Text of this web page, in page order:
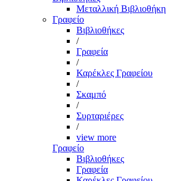
Μεταλλική Βιβλιοθήκη
Γραφείο
Βιβλιοθήκες
/
Γραφεία
/
Καρέκλες Γραφείου
/
Σκαμπό
/
Συρταριέρες
/
view more
Γραφείο
Βιβλιοθήκες
Γραφεία